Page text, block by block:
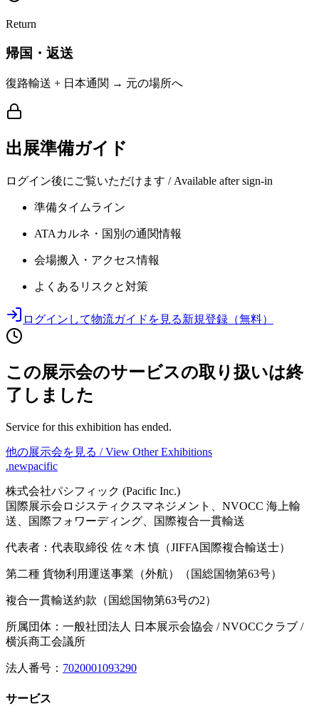
Return
帰国・返送
復路輸送 + 日本通関 → 元の場所へ
出展準備ガイド
ログイン後にご覧いただけます / Available after sign-in
準備タイムライン
ATAカルネ・国別の通関情報
会場搬入・アクセス情報
よくあるリスクと対策
ログインして物流ガイドを見る新規登録（無料）
この展示会のサービスの取り扱いは終
了しました
Service for this exhibition has ended.
他の展示会を見る / View Other Exhibitions
.newpacific
株式会社パシフィック (Pacific Inc.)
国際展示会ロジスティクスマネジメント、NVOCC 海上輸
送、国際フォワーディング、国際複合一貫輸送
代表者：代表取締役 佐々木 慎（JIFFA国際複合輸送士）
第二種 貨物利用運送事業（外航）（国総国物第63号）
複合一貫輸送約款（国総国物第63号の2）
所属団体：一般社団法人 日本展示会協会 / NVOCCクラブ /
横浜商工会議所
法人番号： 7020001093290
サービス